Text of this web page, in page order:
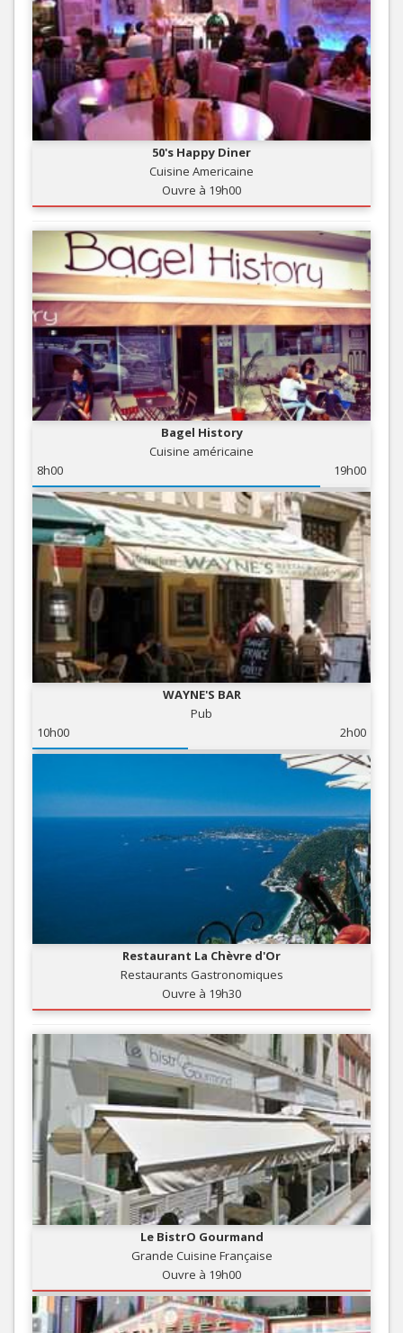
50's Happy Diner
Cuisine Americaine
Ouvre à 19h00
Bagel History
Cuisine américaine
8h00
19h00
WAYNE'S BAR
Pub
10h00
2h00
Restaurant La Chèvre d'Or
Restaurants Gastronomiques
Ouvre à 19h30
Le BistrO Gourmand
Grande Cuisine Française
Ouvre à 19h00